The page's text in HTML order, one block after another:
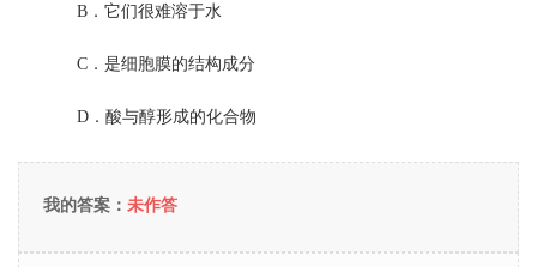
B． 它们很难溶于水
C． 是细胞膜的结构成分
D． 酸与醇形成的化合物
我的答案： 未作答